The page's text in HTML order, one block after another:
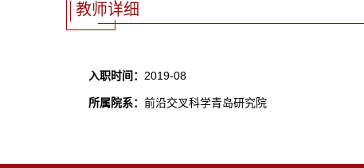
教师详细
入职时间： 2019-08
所属院系： 前沿交叉科学青岛研究院